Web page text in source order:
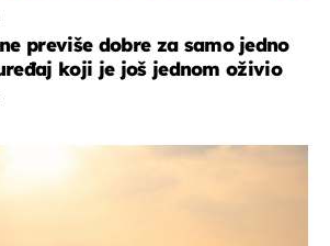
previše dobre za samo jedno
koji je još jednom oživio